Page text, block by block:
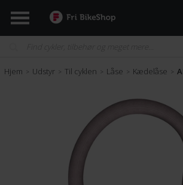
Hjem > Udstyr > Til cyklen > Låse > Kædelåse >